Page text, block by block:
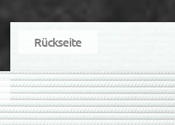
Rückseite